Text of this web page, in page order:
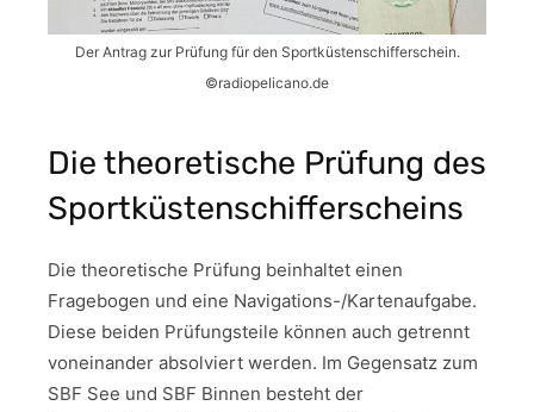
Der Antrag zur Prüfung für den Sportküstenschifferschein.
©radiopelicano.de
Die theoretische Prüfung des
Sportküstenschifferscheins
Die theoretische Prüfung beinhaltet einen
Fragebogen und eine Navigations-/Kartenaufgabe.
Diese beiden Prüfungsteile können auch getrennt
voneinander absolviert werden. Im Gegensatz zum
SBF See und SBF Binnen besteht der